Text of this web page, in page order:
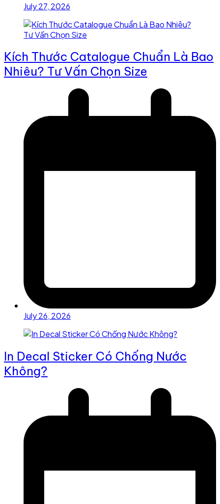
July 27, 2026
Kích Thước Catalogue Chuẩn Là Bao
Nhiêu? Tư Vấn Chọn Size
July 26, 2026
In Decal Sticker Có Chống Nước
Không?